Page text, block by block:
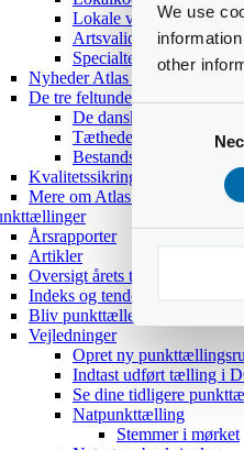
We use
other
Consent
Selection
Lokale validatorer
Artsvalidatorer
Specialteams
Nyheder Atlas III
De tre feltundersøgelser
De danske ynglefugles
Tætheder og
Bestandsoptællinger af
Kvalitetssikring
Mere om Atlas III
Årsrapporter
Artikler
Oversigt årets temaer
Indeks og tendenser
Bliv punkttæller
Vejledninger
Opret ny
Indtast udført tælling i
Se dine tidligere
Natpunkttælling
Stemmer i mørket